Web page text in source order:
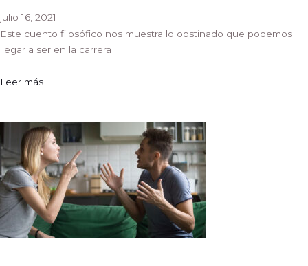
julio 16, 2021
Este cuento filosófico nos muestra lo obstinado que podemos
llegar a ser en la carrera
Leer más